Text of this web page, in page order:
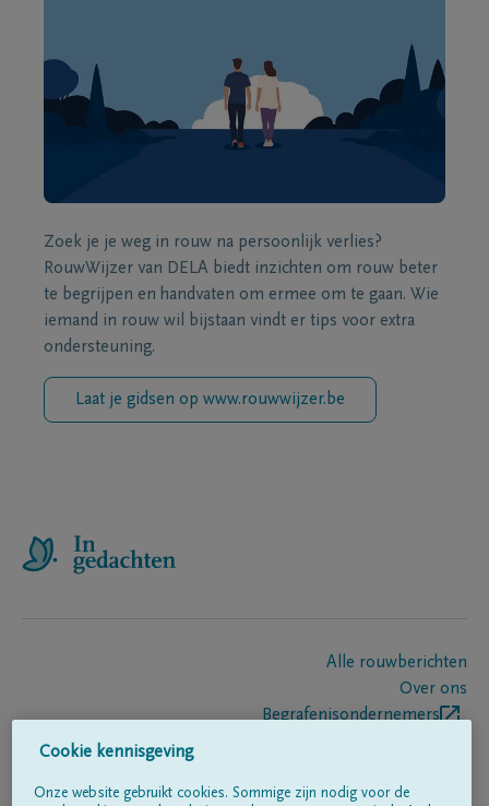
Zoek je je weg in rouw na persoonlijk verlies?
RouwWijzer van DELA biedt inzichten om rouw beter
te begrijpen en handvaten om ermee om te gaan. Wie
iemand in rouw wil bijstaan vindt er tips voor extra
ondersteuning.
Laat je gidsen op www.rouwwijzer.be
Alle rouwberichten
Over ons
Begrafenisondernemers
Cookie kennisgeving
Onze website gebruikt cookies. Sommige zijn nodig voor de